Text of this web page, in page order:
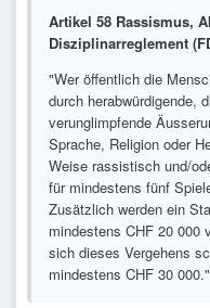
Artikel 58 Rassismus,
Disziplinarreglement
"Wer öffentlich die
durch herabwürdigende,
verunglimpfende
Sprache, Religion oder
Weise rassistisch und/
für mindestens fünf
Zusätzlich werden ein
mindestens CHF 20 000
sich dieses Vergehens
mindestens CHF 30 000."